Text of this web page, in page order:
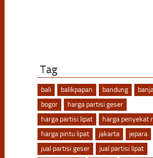
Tag
bali balikpapan bandung
bogor
harga partisi geser
harga partisi lipat
harga penyekat
harga pintu lipat
jakarta
jepara
jual partisi geser
jual partisi lipat